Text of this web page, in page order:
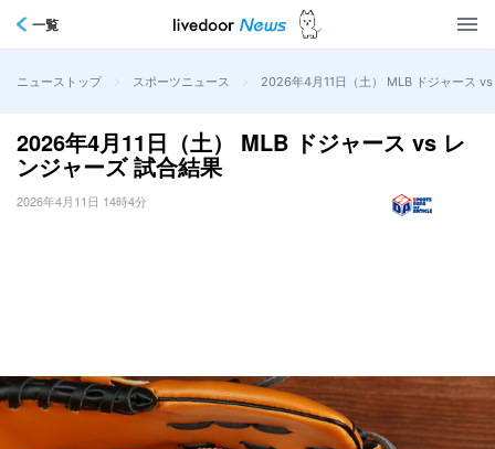
一覧
ニューストップ > スポーツニュース > 2026年4月11日（土） MLB ドジャース
2026年4月11日（土） MLB ドジャース vs レ
ンジャーズ 試合結果
2026年4月11日 14時4分